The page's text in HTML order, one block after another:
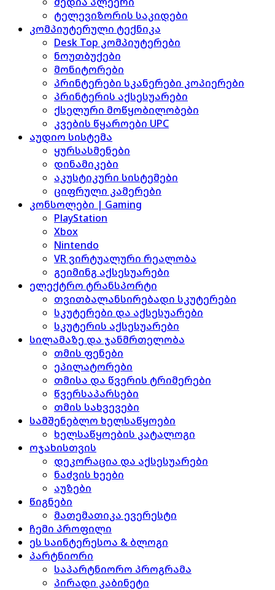
ტელევიზორის საკიდები
კომპიუტერული ტექნიკა
Desk Top კომპიუტერები
ნოუთბუქები
მონიტორები
პრინტერები სკანერები კოპიერები
პრინტერის აქსესუარები
ქსელური მოწყობილობები
კვების წყაროები UPC
აუდიო სისტემა
ყურსასმენები
დინამიკები
აკუსტიკური სისტემები
ციფრული კამერები
კონსოლები | Gaming
PlayStation
Xbox
Nintendo
VR ვირტუალური რეალობა
გეიმინგ აქსესუარები
ელექტრო ტრანსპორტი
თვითბალანსირებადი სკუტერები
სკუტერები და აქსესუარები
სკუტერის აქსესუარები
სილამაზე და ჯანმრთელობა
თმის ფენები
ეპილატორები
თმისა და წვერის ტრიმერები
წვერსაპარსები
თმის სახვევები
სამშენებლო ხელსაწყოები
ხელსაწყოების კატალოგი
ოჯახისთვის
დეკორაცია და აქსესუარები
ნაძვის ხეები
აუზები
წიგნები
მათემათიკა ევერესტი
ჩემი პროფილი
ეს საინტერესოა & ბლოგი
პარტნიორი
საპარტნიორო პროგრამა
პირადი კაბინეტი